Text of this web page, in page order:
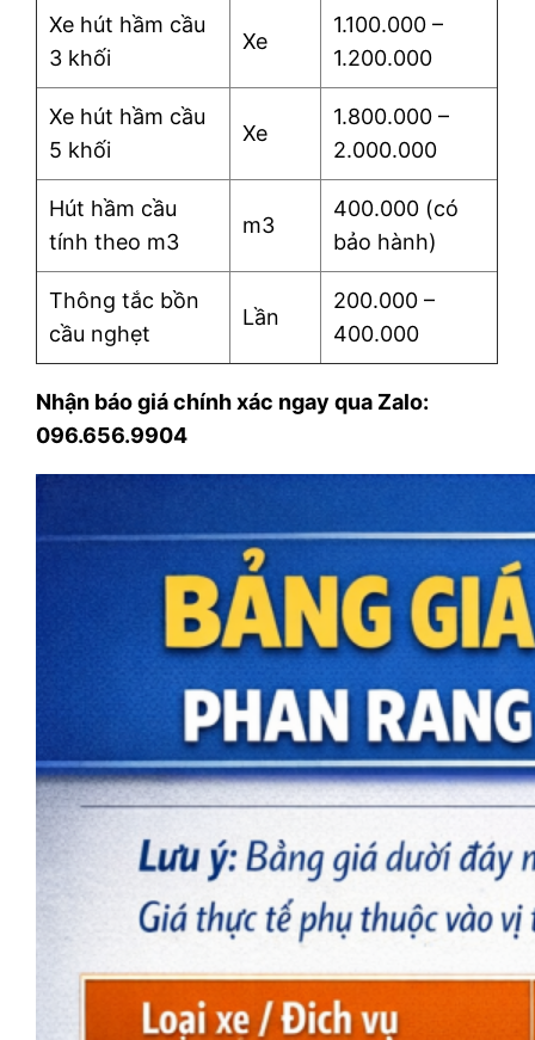
Xe hút hầm cầu
3 khối
Xe
1.100.000 –
1.200.000
Xe hút hầm cầu
5 khối
Xe
1.800.000 –
2.000.000
Hút hầm cầu
tính theo m3
m3
400.000 (có
bảo hành)
Thông tắc bồn
cầu nghẹt
Lần
200.000 –
400.000
Nhận báo giá chính xác ngay qua Zalo:
096.656.9904